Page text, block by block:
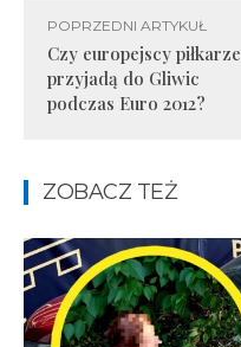
POPRZEDNI ARTYKUŁ
Czy europejscy piłkarze
przyjadą do Gliwic
podczas Euro 2012?
ZOBACZ TEŻ